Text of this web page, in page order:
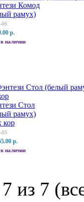
Комод
рамух)
06
р.
наличии
Стол
рамух)
кор
05
р.
наличии
из 7